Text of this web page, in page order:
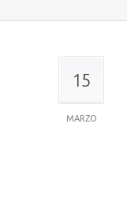
15
MARZO